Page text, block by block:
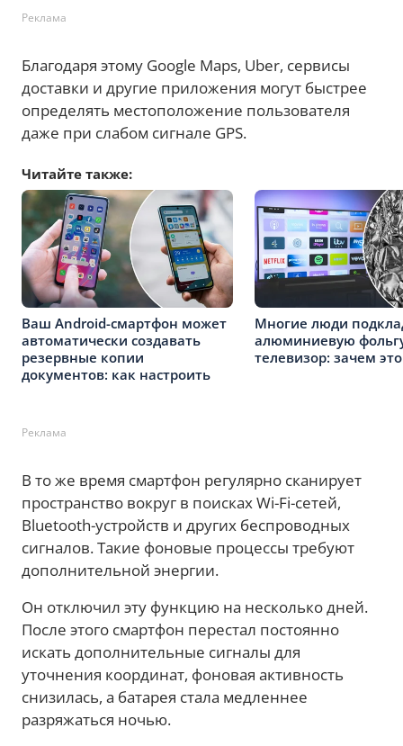
Реклама
Благодаря этому Google Maps, Uber, сервисы
доставки и другие приложения могут быстрее
определять местоположение пользователя
даже при слабом сигнале GPS.
Читайте также:
Ваш Android-смартфон может
автоматически создавать
резервные копии
документов: как настроить
Многие люди
алюминиевую
телевизор: зачем
Реклама
В то же время смартфон регулярно сканирует
пространство вокруг в поисках Wi-Fi-сетей,
Bluetooth-устройств и других беспроводных
сигналов. Такие фоновые процессы требуют
дополнительной энергии.
Он отключил эту функцию на несколько дней.
После этого смартфон перестал постоянно
искать дополнительные сигналы для
уточнения координат, фоновая активность
снизилась, а батарея стала медленнее
разряжаться ночью.